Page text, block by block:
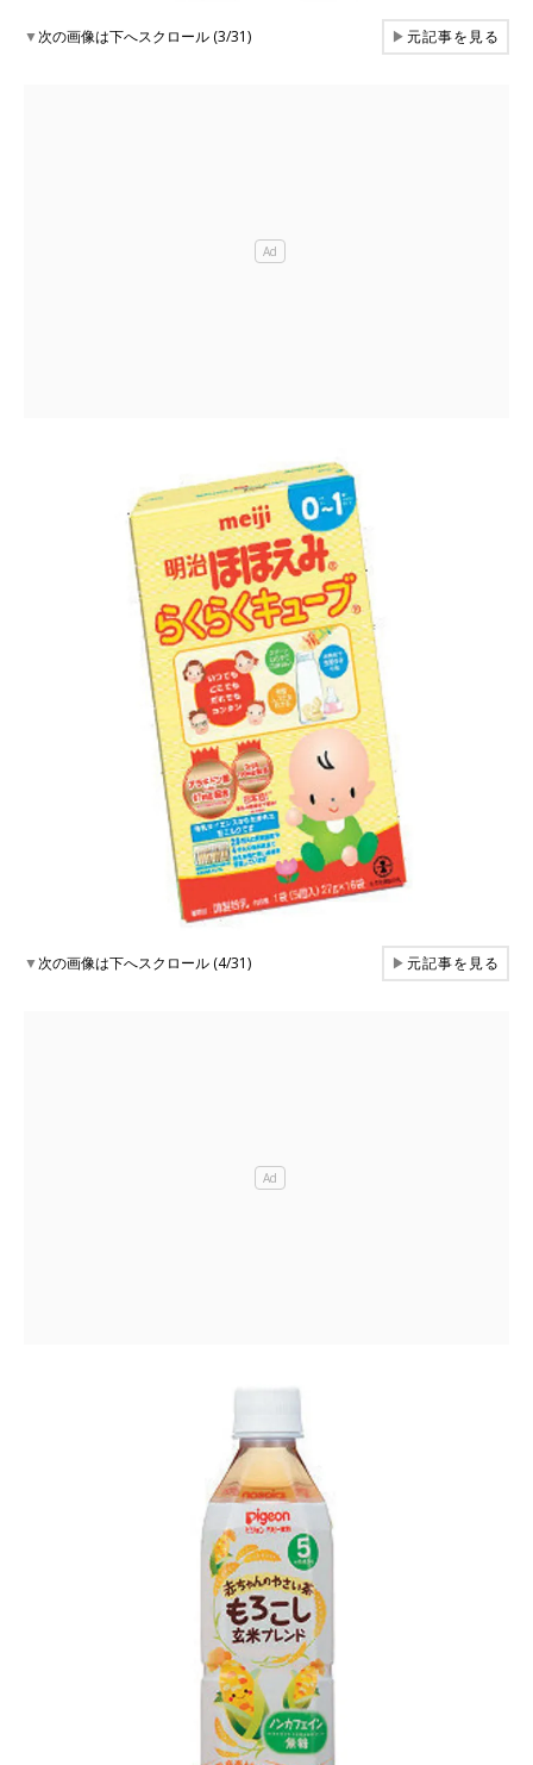
▼次の画像は下へスクロール (3/31) ▶元記事を見る
▼次の画像は下へスクロール (4/31) ▶元記事を見る